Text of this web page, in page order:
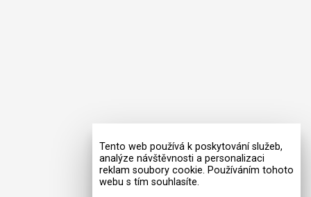
Tento web používá k poskytování služeb,
analýze návštěvnosti a personalizaci
reklam soubory cookie. Používáním tohoto
webu s tím souhlasíte.